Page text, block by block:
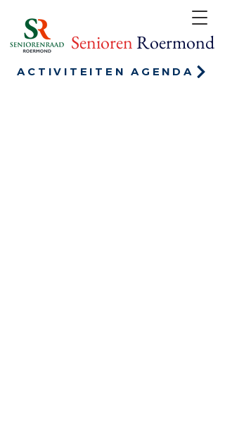
SeniorenRoermond
ACTIVITEITEN AGENDA